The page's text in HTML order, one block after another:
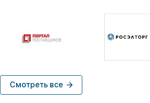
Смотреть все